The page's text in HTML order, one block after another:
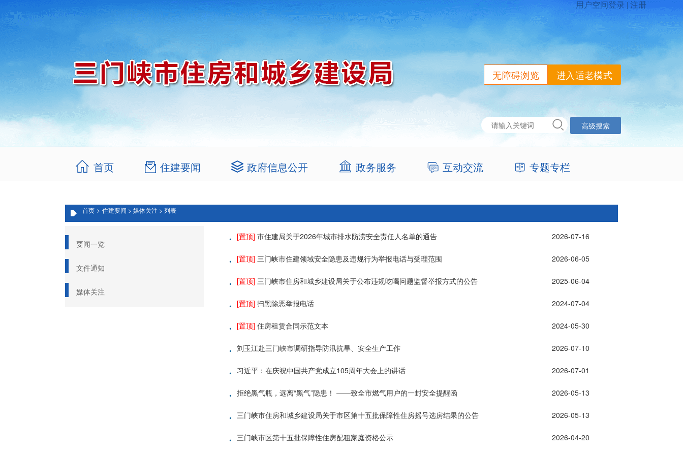
无障碍浏览 进入适老模式
高级搜索
首页 住建要闻 政府信息公开 政务服务 互动交流 专题专栏
首页 > 住建要闻 > 媒体关注 > 列表
要闻一览
文件通知
媒体关注
· [置顶] 市住建局关于2026年城市排水防涝安全责任人名单的通告 2026-07-16
· [置顶] 三门峡市住建领域安全隐患及违规行为举报电话与受理范围 2026-06-05
· [置顶] 三门峡市住房和城乡建设局关于公布违规吃喝问题监督举报方式的公告 2025-06-04
· [置顶] 扫黑除恶举报电话 2024-07-04
· [置顶] 住房租赁合同示范文本 2024-05-30
· 刘玉江赴三门峡市调研指导防汛抗旱、安全生产工作 2026-07-10
· 习近平：在庆祝中国共产党成立105周年大会上的讲话 2026-07-01
· 拒绝黑气瓶，远离“黑气”隐患！ ——致全市燃气用户的一封安全提醒函 2026-05-13
· 三门峡市住房和城乡建设局关于市区第十五批保障性住房摇号选房结果的公告 2026-05-13
· 三门峡市区第十五批保障性住房配租家庭资格公示 2026-04-20